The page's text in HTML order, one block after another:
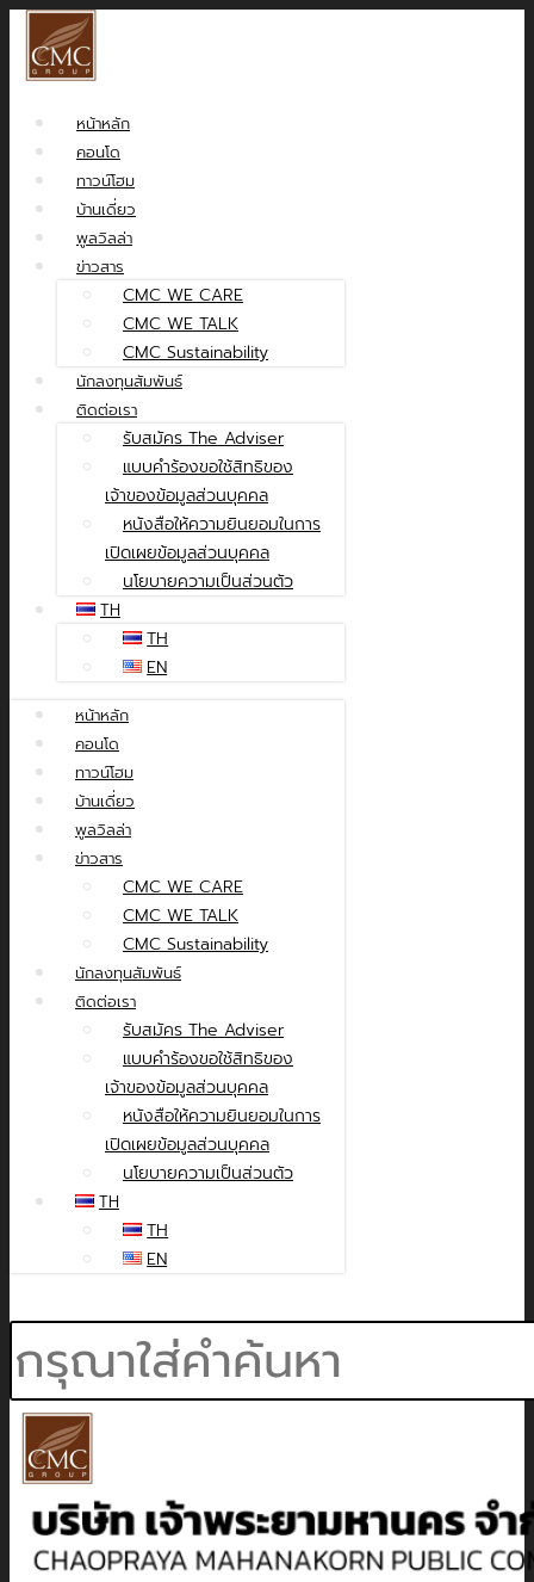
หน้าหลัก
คอนโด
ทาวน์โฮม
บ้านเดี่ยว
พูลวิลล่า
ข่าวสาร
CMC WE CARE
CMC WE TALK
CMC Sustainability
นักลงทุนสัมพันธ์
ติดต่อเรา
รับสมัคร The Adviser
แบบคำร้องขอใช้สิทธิของ
เจ้าของข้อมูลส่วนบุคคล
หนังสือให้ความยินยอมในการ
เปิดเผยข้อมูลส่วนบุคคล
นโยบายความเป็นส่วนตัว
TH
TH
EN
หน้าหลัก
คอนโด
ทาวน์โฮม
บ้านเดี่ยว
พูลวิลล่า
ข่าวสาร
CMC WE CARE
CMC WE TALK
CMC Sustainability
นักลงทุนสัมพันธ์
ติดต่อเรา
รับสมัคร The Adviser
แบบคำร้องขอใช้สิทธิของ
เจ้าของข้อมูลส่วนบุคคล
หนังสือให้ความยินยอมในการ
เปิดเผยข้อมูลส่วนบุคคล
นโยบายความเป็นส่วนตัว
TH
TH
EN